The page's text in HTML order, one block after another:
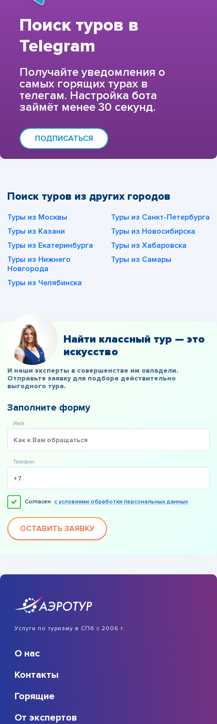
Поиск туров в
Telegram
Получайте уведомления о
самых горящих турах в
телегам. Настройка бота
займёт менее 30 секунд.
ПОДПИСАТЬСЯ
Поиск туров из других городов
Туры из Москвы
Туры из Санкт-Петербурга
Туры из Казани
Туры из Новосибирска
Туры из Екатеринбурга
Туры из Хабаровска
Туры из Нижнего
Новгорода
Туры из Самары
Туры из Челябинска
Найти классный тур — это
искусство
И наши эксперты в совершенстве им овладели.
Отправьте заявку для подбора действительно
выгодного тура.
Заполните форму
Имя:
Телефон:
Согласен с условиями обработки персональных данных
ОСТАВИТЬ ЗАЯВКУ
Услуги по туризму в СПб с 2006 г.
О нас
Контакты
Горящие
От экспертов